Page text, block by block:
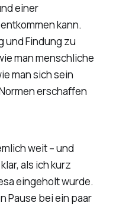
einer
kann.
und Findung zu
man menschliche
man sich sein
erschaffen
weit – und
als ich kurz
eingeholt wurde.
Pause bei ein paar